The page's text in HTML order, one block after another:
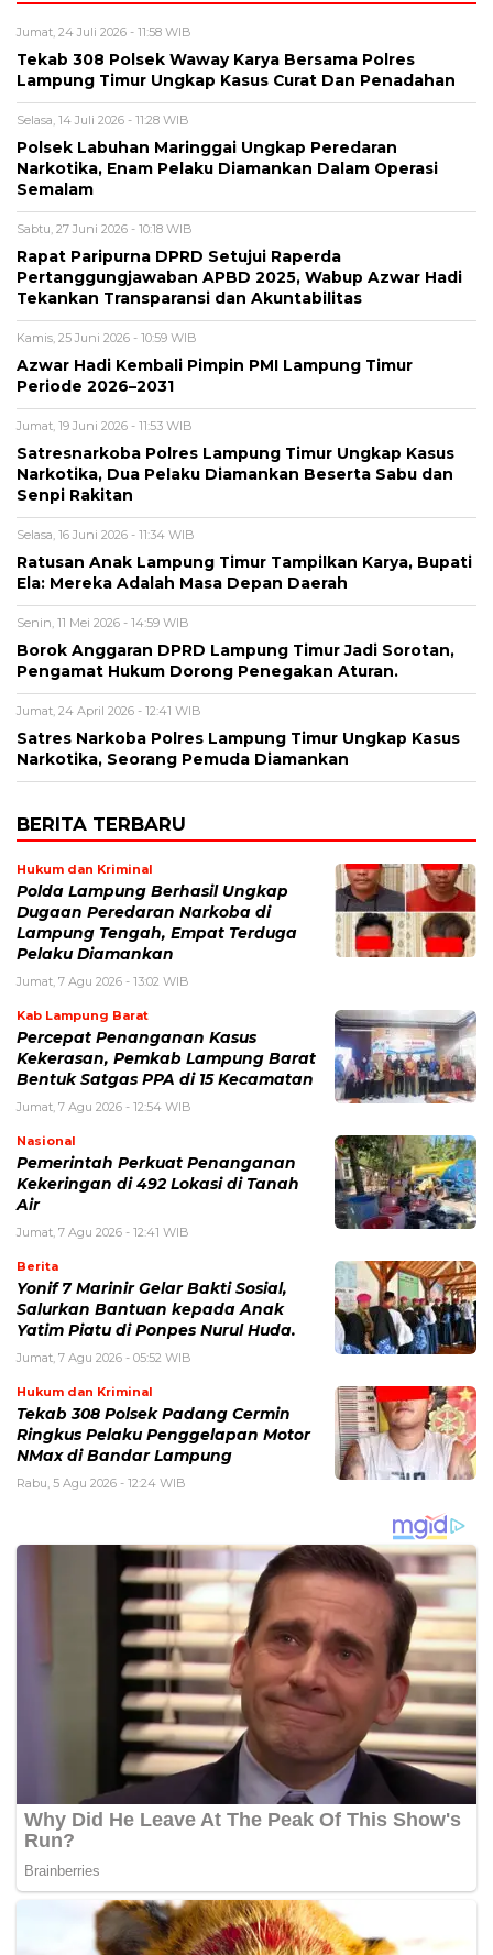
Jumat, 24 Juli 2026 - 11:58 WIB
Tekab 308 Polsek Waway Karya Bersama Polres
Lampung Timur Ungkap Kasus Curat Dan Penadahan
Selasa, 14 Juli 2026 - 11:28 WIB
Polsek Labuhan Maringgai Ungkap Peredaran
Narkotika, Enam Pelaku Diamankan Dalam Operasi
Semalam
Sabtu, 27 Juni 2026 - 10:18 WIB
Rapat Paripurna DPRD Setujui Raperda
Pertanggungjawaban APBD 2025, Wabup Azwar Hadi
Tekankan Transparansi dan Akuntabilitas
Kamis, 25 Juni 2026 - 10:59 WIB
Azwar Hadi Kembali Pimpin PMI Lampung Timur
Periode 2026–2031
Jumat, 19 Juni 2026 - 11:53 WIB
Satresnarkoba Polres Lampung Timur Ungkap Kasus
Narkotika, Dua Pelaku Diamankan Beserta Sabu dan
Senpi Rakitan
Selasa, 16 Juni 2026 - 11:34 WIB
Ratusan Anak Lampung Timur Tampilkan Karya, Bupati
Ela: Mereka Adalah Masa Depan Daerah
Senin, 11 Mei 2026 - 14:59 WIB
Borok Anggaran DPRD Lampung Timur Jadi Sorotan,
Pengamat Hukum Dorong Penegakan Aturan.
Jumat, 24 April 2026 - 12:41 WIB
Satres Narkoba Polres Lampung Timur Ungkap Kasus
Narkotika, Seorang Pemuda Diamankan
BERITA TERBARU
Hukum dan Kriminal
Polda Lampung Berhasil Ungkap
Dugaan Peredaran Narkoba di
Lampung Tengah, Empat Terduga
Pelaku Diamankan
Jumat, 7 Agu 2026 - 13:02 WIB
Kab Lampung Barat
Percepat Penanganan Kasus
Kekerasan, Pemkab Lampung Barat
Bentuk Satgas PPA di 15 Kecamatan
Jumat, 7 Agu 2026 - 12:54 WIB
Nasional
Pemerintah Perkuat Penanganan
Kekeringan di 492 Lokasi di Tanah
Air
Jumat, 7 Agu 2026 - 12:41 WIB
Berita
Yonif 7 Marinir Gelar Bakti Sosial,
Salurkan Bantuan kepada Anak
Yatim Piatu di Ponpes Nurul Huda.
Jumat, 7 Agu 2026 - 05:52 WIB
Hukum dan Kriminal
Tekab 308 Polsek Padang Cermin
Ringkus Pelaku Penggelapan Motor
NMax di Bandar Lampung
Rabu, 5 Agu 2026 - 12:24 WIB